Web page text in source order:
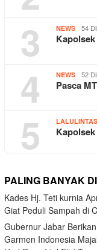
3 NEWS 54
4 NEWS 52
Pasca
5 LALULINTAS
PALING BANYAK
Kades Hj. Teti kurnia
Giat Peduli Sampah di
Gubernur Jabar
Garmen Indonesia